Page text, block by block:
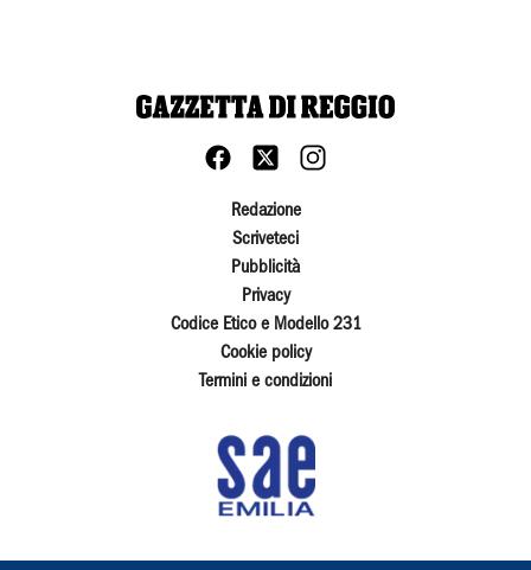
Redazione
Scriveteci
Pubblicità
Privacy
Codice Etico e Modello 231
Cookie policy
Termini e condizioni